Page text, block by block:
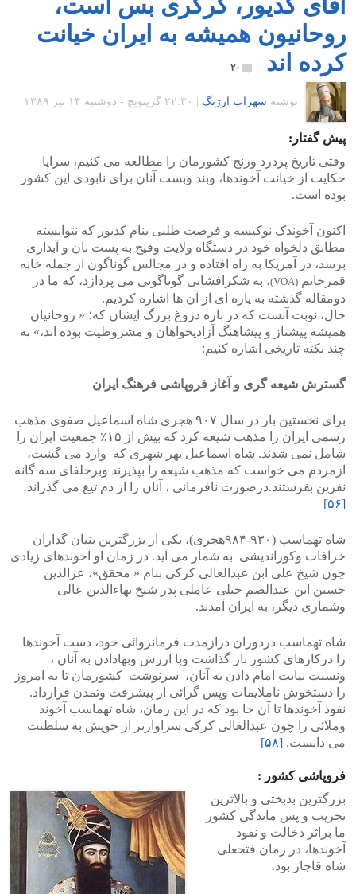
روحانیون همیشه به ایران خیانت
کرده اند
۲۰
نوشته سهراب ارژنگ ۲۲:۳۰ گرينويچ - دوشنبه ۱۴ تیر ۱۳۸۹
پیش گفتار:
وقتی تاریخ پردرد ورنج کشورمان را مطالعه می کنیم، سراپا
حکایت از خیانت آخوندها، وبند وبست آنان برای نابودی این کشور
بوده است.
اکنون آخوندک نوکیسه و فرصت طلبی بنام کدیور که نتوانسته
مطابق دلخواه خود در دستگاه ولایت وقیح به پست نان و آبداری
برسد، در آمریکا به راه افتاده و در مجالس گوناگون از جمله خانه
قمرخانم (VOA)
، به شکرافشانی گوناگونی می پردازد، که ما در
دومقاله گذشته به پاره ای از آن ها اشاره کردیم.
حال، نوبت آنست که در باره دروغ بزرگ ایشان که؛ « روحانیان
همیشه پیشتاز و پیشاهنگ آزادیخواهان و مشروطیت بوده اند،» به
چند نکته تاریخی اشاره کنیم:
گسترش شیعه گری و آغاز فروپاشی فرهنگ ایران
برای نخستین بار در سال ۹۰۷ هجری شاه اسماعیل صفوی مذهب
رسمی ایران را مذهب شیعه کرد که بیش از ۱۵٪ جمعیت ایران را
شامل نمی شدند. شاه اسماعیل بهر شهری که وارد می گشت،
ازمردم می خواست که مذهب شیعه را بپذیرند وبرخلفای سه گانه
نفرین بفرستند.درصورت نافرمانی ، آنان را از دم تیغ می گذراند.
[۵۶]
شاه تهماسب (۹۳۰-۹۸۴هجری)، یکی از بزرگترین بنیان گذاران
خرافات وکوراندیشی به شمار می آید. در زمان او آخوندهای زیادی
چون شیخ علی ابن عبدالعالی کرکی بنام « محقق»، عزالدین
حسین ابن عبدالصم جبلی عاملی پدر شیخ بهاءالدین عالی
وشماری دیگر، به ایران آمدند.
شاه تهماسب دردوران درازمدت فرمانروائی خود، دست آخوندها
را درکارهای کشور باز گذاشت وبا ارزش وبهادادن به آنان ،
ونسبت نیابت امام دادن به آنان، سرنوشت کشورمان تا به امروز
را دستخوش ناملایمات وپس گرائی از پیشرفت وتمدن قرارداد.
نفوذ آخوندها تا آن جا بود که در این زمان، شاه تهماسب آخوند
وملائی را چون عبدالعالی کرکی سزاوارتر از خویش به سلطنت
می دانست. [۵۸]
فروپاشی کشور :
بزرگترین بدبختی و بالاترین
تخریب و پس ماندگی کشور
ما براثر دخالت و نفوذ
آخوندها، در زمان فتحعلی
شاه قاجار بود.